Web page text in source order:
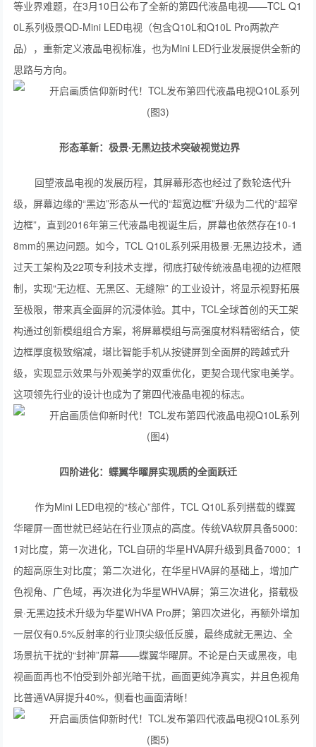
等业界难题，在3月10日公布了全新的第四代液晶电视——TCL Q1
0L系列极景QD-Mini LED电视（包含Q10L和Q10L Pro两款产
品），重新定义液晶电视标准，也为Mini LED行业发展提供全新的
思路与方向。
形态革新：极景·无黑边技术突破视觉边界
回望液晶电视的发展历程，其屏幕形态也经过了数轮迭代升
级，屏幕边缘的“黑边”形态从一代的“超宽边框”升级为二代的“超窄
边框”，直到2016年第三代液晶电视诞生后，屏幕也依然存在10-1
8mm的黑边问题。如今，TCL Q10L系列采用极景·无黑边技术，通
过‌天工架构‌‌及22项专利技术支撑，彻底打破传统液晶电视的边框限
制，实现“无边框、无黑区、无缝隙” 的工业设计，将显示视野拓展
至极限，带来真全面屏的沉浸体验。其中，TCL全球首创的天工架
构通过创新模组组合方案，将屏幕模组与高强度材料精密结合，使
边框厚度极致缩减‌，堪比智能手机从按键屏到全面屏的跨越式升
级‌，实现显示效果与外观美学的双重优化，更契合现代家电美学。
这项领先行业的设计也成为了第四代液晶电视的标志。
四阶进化：蝶翼华曜屏实现质的全面跃迁
作为Mini LED电视的“核心”部件，TCL Q10L系列搭载的蝶翼
华曜屏一面世就已经站在行业顶点的高度。传统VA软屏具备5000:
1对比度，第一次进化，TCL自研的华星HVA屏升级到具备7000：1
的超高原生对比度；第二次进化，在华星HVA屏的基础上，增加广
色视角、广色域，再次进化为华星WHVA屏；第三次进化，搭载极
景·无黑边技术升级为华星WHVA Pro屏；第四次进化，再额外增加
一层仅有0.5%反射率的行业顶尖级低反膜，最终成就无黑边、全
场景抗干扰的“封神”屏幕——蝶翼华曜屏‌。不论是白天或黑夜，电
视画面再也不怕受到外部光暗干扰，画面更纯净真实，并且色视角
比普通VA屏提升40%，侧看也画面清晰！